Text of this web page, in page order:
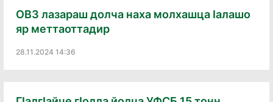
ОВЗ лазараш долча наха молхашца Ӏалашо
яр меттаоттадир
28.11.2024 14:36